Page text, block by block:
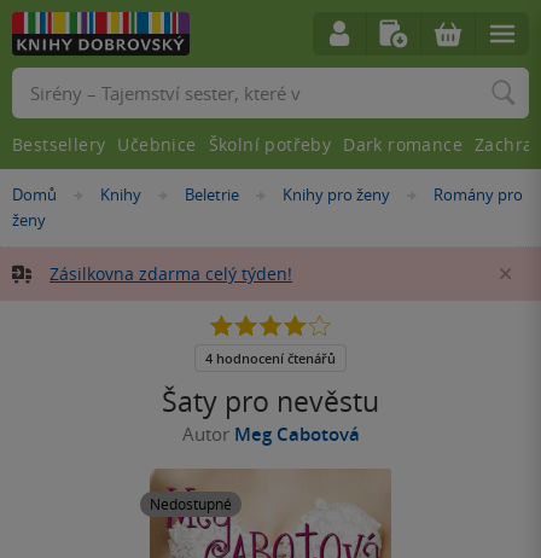
Nacházíte
se
Domů »
Knihy »
Beletrie »
Knihy pro ženy »
Romány pro
ženy
Zásilkovna zdarma celý týden!
Šaty pro nevěstu
Autor Meg Cabotová
Nedostupné
4.0
5
4 hodnocení čtenářů
Vyhledávání
Bestsellery Učebnice Školní potřeby Dark romance